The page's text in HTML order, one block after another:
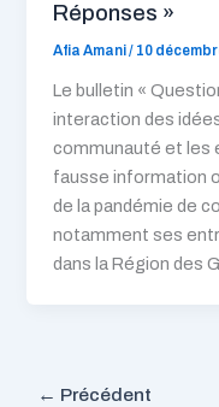
Réponses »
Afia Amani/ 10
Le bulletin «
interaction des
communauté et les
fausse information
de la pandémie de
notamment ses
dans la Région des
← Précédent